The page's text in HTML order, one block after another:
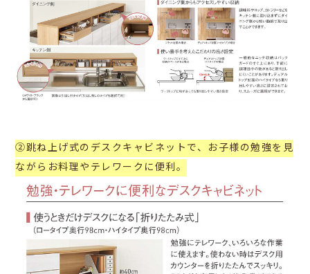
②跳ね上げ式のデスクキャビネットで、お子様の勉強を見
ながらお料理やテレワークに便利。